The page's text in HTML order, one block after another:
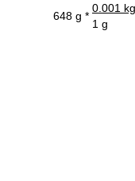
648 g *
0.001 kg
1 g